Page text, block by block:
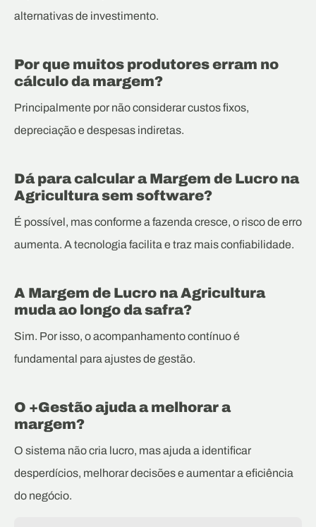
alternativas de investimento.
Por que muitos produtores erram no
cálculo da margem?
Principalmente por não considerar custos fixos,
depreciação e despesas indiretas.
Dá para calcular a Margem de Lucro na
Agricultura sem software?
É possível, mas conforme a fazenda cresce, o risco de erro
aumenta. A tecnologia facilita e traz mais confiabilidade.
A Margem de Lucro na Agricultura
muda ao longo da safra?
Sim. Por isso, o acompanhamento contínuo é
fundamental para ajustes de gestão.
O +Gestão ajuda a melhorar a
margem?
O sistema não cria lucro, mas ajuda a identificar
desperdícios, melhorar decisões e aumentar a eficiência
do negócio.